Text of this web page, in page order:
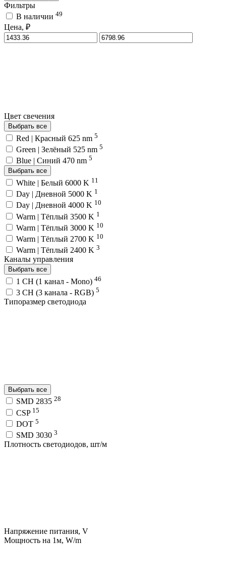
Фильтры
В наличии 49
Цена, ₽
Цвет свечения
Выбрать все
Red | Красный 625 nm 5
Green | Зелёный 525 nm 5
Blue | Синий 470 nm 5
Выбрать все
White | Белый 6000 K 11
Day | Дневной 5000 K 1
Day | Дневной 4000 K 10
Warm | Тёплый 3500 K 1
Warm | Тёплый 3000 K 10
Warm | Тёплый 2700 K 10
Warm | Тёплый 2400 K 3
Каналы управления
Выбрать все
1 CH (1 канал - Mono) 46
3 CH (3 канала - RGB) 5
Типоразмер светодиода
Выбрать все
SMD 2835 28
CSP 15
DOT 5
SMD 3030 3
Плотность светодиодов, шт/м
Напряжение питания, V
Мощность на 1м, W/m